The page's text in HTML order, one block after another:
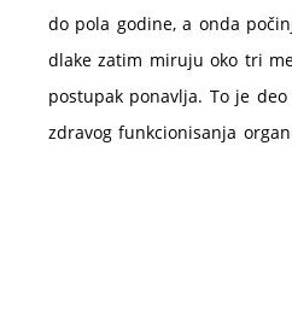
do pola godine, a onda
dlake zatim miruju oko tri
postupak ponavlja. To je
zdravog funkcionisanja